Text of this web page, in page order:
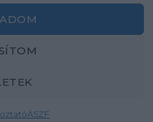
ÁSZF
Mutargy.com